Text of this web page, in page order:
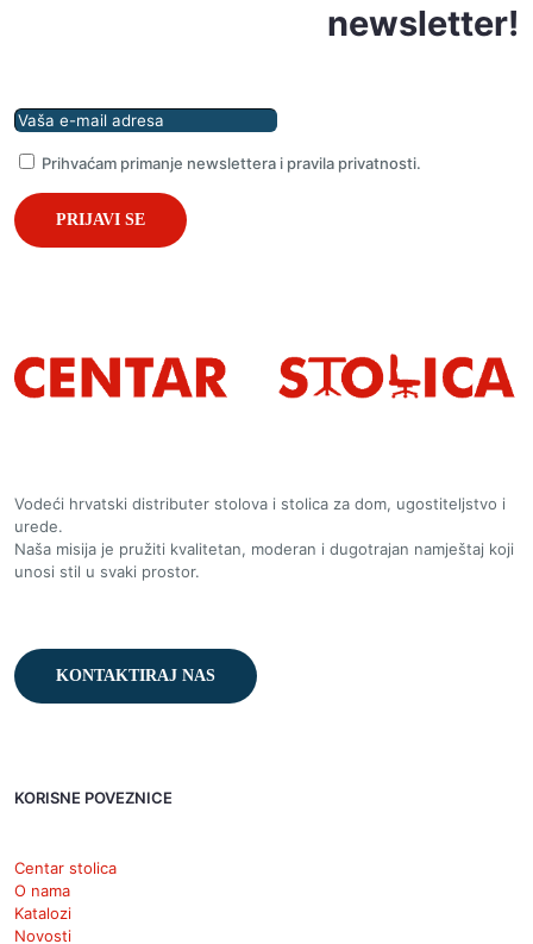
newsletter!
Prihvaćam primanje newslettera i pravila privatnosti.
Vodeći hrvatski distributer stolova i stolica za dom, ugostiteljstvo i
urede.
Naša misija je pružiti kvalitetan, moderan i dugotrajan namještaj koji
unosi stil u svaki prostor.
KONTAKTIRAJ NAS
KORISNE POVEZNICE
Centar stolica
O nama
Katalozi
Novosti